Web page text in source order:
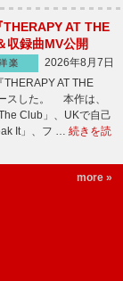
AT THE
収録曲MV公開
楽
2026年8月7日
AT THE
スした。 本作は、
Club」、UKで自己
It」、フ … 続きを読
more »